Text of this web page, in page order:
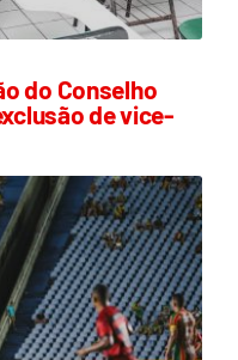
do Conselho
de vice-